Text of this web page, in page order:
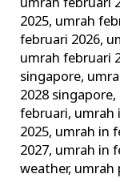
umrah februari
2025, umrah
februari 2026,
umrah februari
singapore,
2028 singapore,
februari, umrah
2025, umrah in
2027, umrah in
weather, umrah